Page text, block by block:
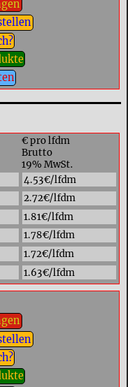
€ pro lfdm
Brutto
19% MwSt.
4.53€/lfdm
2.72€/lfdm
1.81€/lfdm
1.78€/lfdm
1.72€/lfdm
1.63€/lfdm